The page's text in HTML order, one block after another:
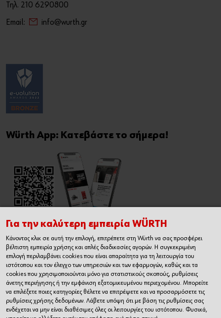
Τηλ. 210 6290800
Email: info@wurth.gr
Würth App: Κατεβάστε το σήμερα!
Εγχειρίδιο Χρήσης Ηλεκτρονικού
Καταστήματος
Για την καλύτερη εμπειρία WÜRTH
Κάνοντας κλικ σε αυτή την επιλογή, επιτρέπετε στη Würth να σας προσφέρει
βέλτιστη εμπειρία χρήσης και απλές διαδικασίες αγορών. Η συγκεκριμένη
επιλογή περιλαμβάνει cookies που είναι απαραίτητα για τη λειτουργία του
ιστότοπου και τον έλεγχο των υπηρεσιών και των εφαρμογών, καθώς και τα
cookies που χρησιμοποιούνται μόνο για στατιστικούς σκοπούς, ρυθμίσεις
άνετης περιήγησης ή την εμφάνιση εξατομικευμένου περιεχομένου. Μπορείτε
να επιλέξετε ποιες κατηγορίες θέλετε να επιτρέψετε και να προσαρμόσετε τις
ρυθμίσεις χρήσης δεδομένων. Λάβετε υπόψη ότι με βάση τις ρυθμίσεις σας
ενδέχεται να μην είναι διαθέσιμες όλες οι λειτουργίες του ιστότοπου. Φυσικά,